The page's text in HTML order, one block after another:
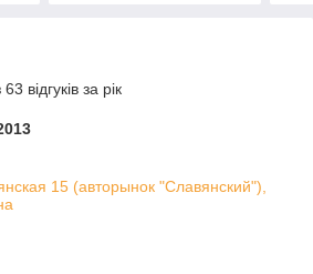
відгуків за рік
15 (авторынок "Славянский"),